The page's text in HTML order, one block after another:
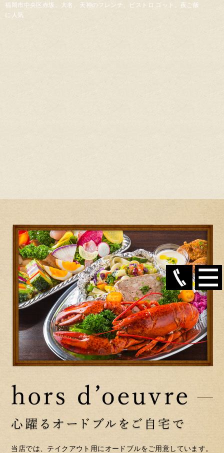
福岡市中央区赤坂、大名、天神のフレンチ、ビストロ ゴット。夜ご飯
に人気
当店では、テイクアウト用にオードブルをご用意しています。